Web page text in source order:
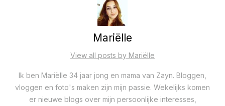
Mariëlle
View all posts by Mariëlle
Ik ben Mariëlle 34 jaar jong en mama van Zayn. Bloggen,
vloggen en foto's maken zijn mijn passie. Wekelijks komen
er nieuwe blogs over mijn persoonlijke interesses,